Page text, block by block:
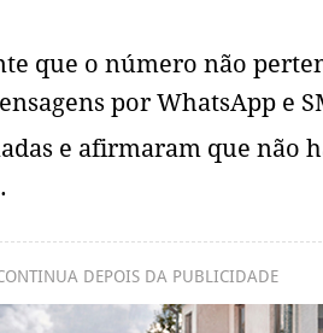
que o número não
por WhatsApp e
e afirmaram que não
DEPOIS DA PUBLICIDADE